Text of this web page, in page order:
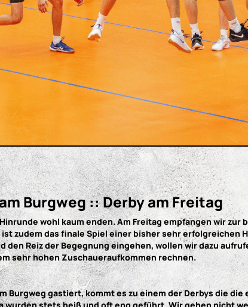
Burgweg :: Derby am Freitag
wohl kaum enden. Am Freitag empfangen wir zur
ist zudem das finale Spiel einer bisher sehr
den Reiz der Begegnung eingehen, wollen wir dazu
sehr hohen Zuschaueraufkommen rechnen.
Burgweg gastiert, kommt es zu einem der Derbys die